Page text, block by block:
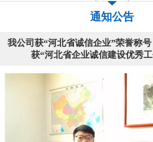
通知公告
我公司获“河北省诚信企业”荣誉称
获“河北省企业诚信建设优秀